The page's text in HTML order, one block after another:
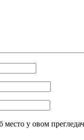
место у овом